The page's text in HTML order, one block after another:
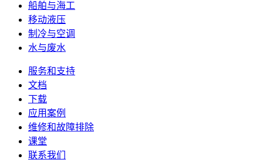
船舶与海工
移动液压
制冷与空调
水与废水
服务和支持
文档
下载
应用案例
维修和故障排除
课堂
联系我们